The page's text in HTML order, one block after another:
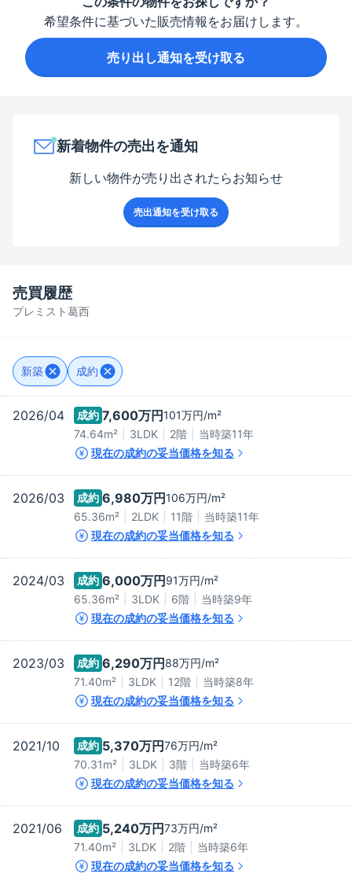
希望条件に基づいた販売情報をお届けします。
売り出し通知を受け取る
新着物件の売出を通知
新しい物件が売り出されたらお知らせ
売出通知を受け取る
プレミスト葛西
売買履歴
新築 成約
2026/04 成約 7,600万円101万円/m²
74.64m²
3LDK 2階 当時築11年
現在の成約の妥当価格を知る
2026/03 成約 6,980万円106万円/m²
65.36m²
2LDK 11階 当時築11年
現在の成約の妥当価格を知る
2024/03 成約 6,000万円91万円/m²
65.36m²
3LDK 6階 当時築9年
現在の成約の妥当価格を知る
2023/03 成約 6,290万円88万円/m²
71.40m²
3LDK 12階 当時築8年
現在の成約の妥当価格を知る
2021/10 成約 5,370万円76万円/m²
70.31m²
3LDK 3階 当時築6年
現在の成約の妥当価格を知る
2021/06 成約 5,240万円73万円/m²
71.40m²
3LDK 2階 当時築6年
現在の成約の妥当価格を知る